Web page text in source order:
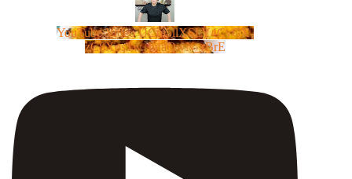
YouTube Video UCm5llXSLY4CyCX-
zC8XosTw_huaQwN_rBrE